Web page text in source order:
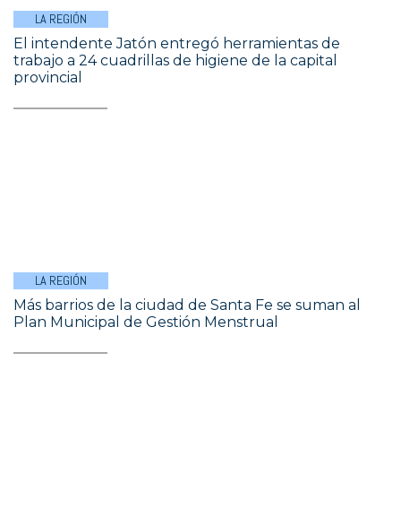
LA REGIÓN
El intendente Jatón entregó herramientas de
trabajo a 24 cuadrillas de higiene de la capital
provincial
LA REGIÓN
Más barrios de la ciudad de Santa Fe se suman al
Plan Municipal de Gestión Menstrual